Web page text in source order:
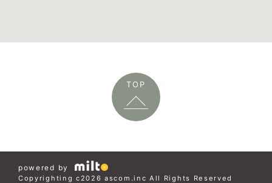
TOP
powered by
Copyrighting c2026 ascom.inc All Rights Reserved